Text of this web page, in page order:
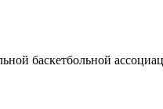
баскетбольной